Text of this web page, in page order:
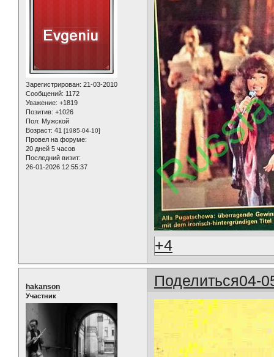
Зарегистрирован: 21-03-2010
Сообщений: 1172
Уважение: +1819
Позитив: +1026
Пол: Мужской
Возраст: 41 [1985-04-10]
Провел на форуме:
20 дней 5 часов
Последний визит:
26-01-2026 12:55:37
+4
Поделиться04-
hakanson
Участник